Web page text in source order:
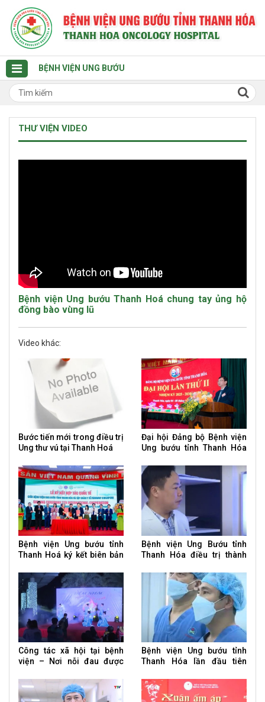
BỆNH VIỆN UNG BƯỚU
THƯ VIỆN VIDEO
Bệnh viện Ung bướu Thanh Hoá chung tay ủng hộ
đồng bào vùng lũ
Video khác:
Bước tiến mới trong điều trị
Ung thư vú tại Thanh Hoá
Đại hội Đảng bộ Bệnh viện
Ung bướu tỉnh Thanh Hóa
Bệnh viện Ung bướu tỉnh
Thanh Hoá ký kết biên bản
hội thảo khoa học
Bệnh viện Ung Bướu tỉnh
Thanh Hóa điều trị thành
Công tác xã hội tại bệnh
viện – Nơi nỗi đau được
Bệnh viện Ung bướu tỉnh
Thanh Hóa lần đầu tiên